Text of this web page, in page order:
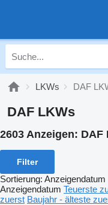
LKWs DAF
DAF LKWs
2603 Anzeigen: DAF
Filter
Sortierung: Anzeigendatum
Anzeigendatum Teuerste
zuerst Baujahr - älteste